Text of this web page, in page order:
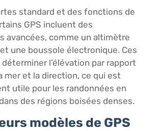
standard et des fonctions de
GPS incluent des
avancées, comme un altimètre
une boussole électronique. Ces
l’élévation par rapport
mer et la direction, ce qui est
utile pour les randonnées en
des régions boisées denses.
modèles de GPS